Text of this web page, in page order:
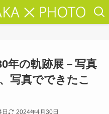
年の軌跡展－写真
写真でできたこ
2024年4月30日